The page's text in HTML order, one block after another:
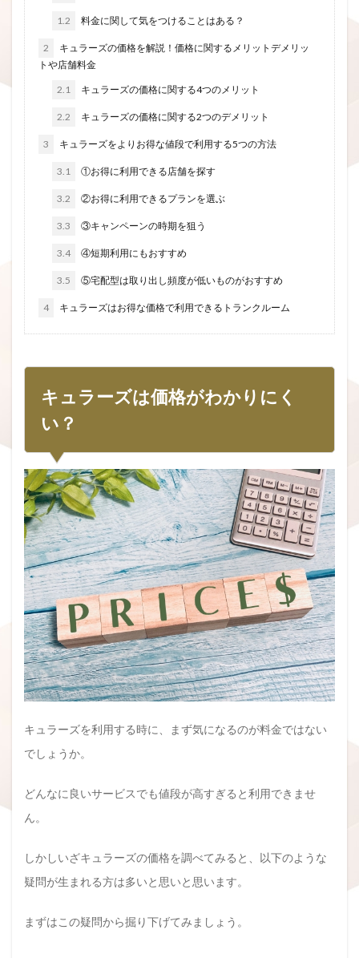
1.2 料金に関して気をつけることはある？
2
キュラーズの価格を解説！価格に関するメリットデメリッ
トや店舗料金
2.1 キュラーズの価格に関する4つのメリット
2.2 キュラーズの価格に関する2つのデメリット
3 キュラーズをよりお得な値段で利用する5つの方法
3.1 ①お得に利用できる店舗を探す
3.2 ②お得に利用できるプランを選ぶ
3.3 ③キャンペーンの時期を狙う
3.4 ④短期利用にもおすすめ
3.5 ⑤宅配型は取り出し頻度が低いものがおすすめ
4 キュラーズはお得な価格で利用できるトランクルーム
キュラーズは価格がわかりにく
い？
キュラーズを利用する時に、まず気になるのが料金ではない
でしょうか。
どんなに良いサービスでも値段が高すぎると利用できませ
ん。
しかしいざキュラーズの価格を調べてみると、以下のような
疑問が生まれる方は多いと思いと思います。
まずはこの疑問から掘り下げてみましょう。